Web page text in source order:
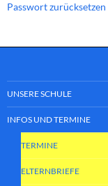
Passwort zurücksetzen
UNSERE SCHULE
INFOS UND TERMINE
TERMINE
ELTERNBRIEFE